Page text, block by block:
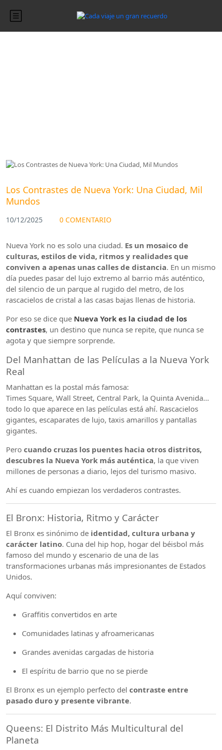
Los Contrastes de Nueva York: Una Ciudad, Mil
Mundos
10/12/2025 0 COMENTARIO
Nueva York no es solo una ciudad. Es un mosaico de
culturas, estilos de vida, ritmos y realidades que
conviven a apenas unas calles de distancia. En un mismo
día puedes pasar del lujo extremo al barrio más auténtico,
del silencio de un parque al rugido del metro, de los
rascacielos de cristal a las casas bajas llenas de historia.
Por eso se dice que Nueva York es la ciudad de los
contrastes, un destino que nunca se repite, que nunca se
agota y que siempre sorprende.
Del Manhattan de las Películas a la Nueva York
Real
Manhattan es la postal más famosa:
Times Square, Wall Street, Central Park, la Quinta Avenida…
todo lo que aparece en las películas está ahí. Rascacielos
gigantes, escaparates de lujo, taxis amarillos y pantallas
gigantes.
Pero cuando cruzas los puentes hacia otros distritos,
descubres la Nueva York más auténtica, la que viven
millones de personas a diario, lejos del turismo masivo.
Ahí es cuando empiezan los verdaderos contrastes.
El Bronx: Historia, Ritmo y Carácter
El Bronx es sinónimo de identidad, cultura urbana y
carácter latino. Cuna del hip hop, hogar del béisbol más
famoso del mundo y escenario de una de las
transformaciones urbanas más impresionantes de Estados
Unidos.
Aquí conviven:
Graffitis convertidos en arte
Comunidades latinas y afroamericanas
Grandes avenidas cargadas de historia
El espíritu de barrio que no se pierde
El Bronx es un ejemplo perfecto del contraste entre
pasado duro y presente vibrante.
Queens: El Distrito Más Multicultural del
Planeta